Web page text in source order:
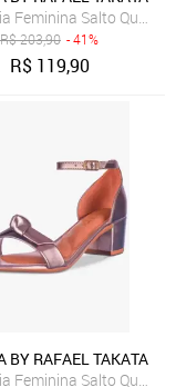
Baixo Tira
Feminina Salto
R$203,90 - 41%
R$ 119,90
Baixo tira
BY RAFAEL TAKATA
Feminina Salto